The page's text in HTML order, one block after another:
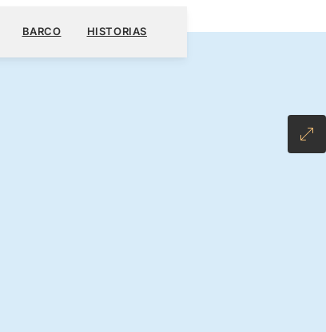
RESERVE SU CRUCERO
BARCO HISTORIAS